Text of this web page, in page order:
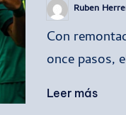
Publicado
por
Ruben
Con
once pasos,
Leer más